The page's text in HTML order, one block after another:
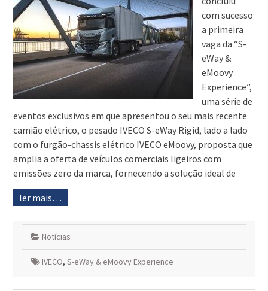
com sucesso
a primeira
vaga da “S-
eWay &
eMoovy
Experience”,
uma série de
eventos exclusivos em que apresentou o seu mais recente
camião elétrico, o pesado IVECO S-eWay Rigid, lado a lado
com o furgão-chassis elétrico IVECO eMoovy, proposta que
amplia a oferta de veículos comerciais ligeiros com
emissões zero da marca, fornecendo a solução ideal de
ler mais…
Notícias
IVECO, S-eWay & eMoovy Experience